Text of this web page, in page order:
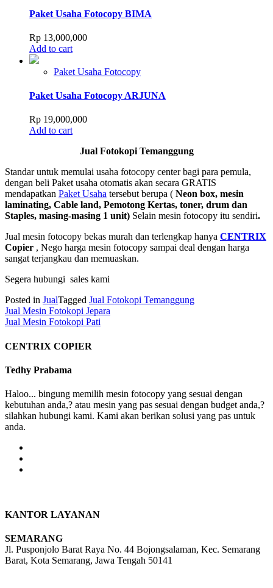
Paket Usaha Fotocopy BIMA
Rp 13,000,000
Add to cart
Paket Usaha Fotocopy
Paket Usaha Fotocopy ARJUNA
Rp 19,000,000
Add to cart
Jual Fotokopi Temanggung
Standar untuk memulai usaha fotocopy center bagi para pemula,
dengan beli Paket usaha otomatis akan secara GRATIS
mendapatkan Paket Usaha tersebut berupa ( Neon box, mesin
laminating, Cable land, Pemotong Kertas, toner, drum dan
Staples, masing-masing 1 unit) Selain mesin fotocopy itu sendiri.
Jual mesin fotocopy bekas murah dan terlengkap hanya CENTRIX
Copier , Nego harga mesin fotocopy sampai deal dengan harga
sangat terjangkau dan memuaskan.
Segera hubungi sales kami
Posted in JualTagged Jual Fotokopi Temanggung
Post
navigation
Jual Mesin Fotokopi Jepara
Jual Mesin Fotokopi Pati
CENTRIX COPIER
Tedhy Prabama
Haloo... bingung memilih mesin fotocopy yang sesuai dengan
kebutuhan anda,? atau mesin yang pas sesuai dengan budget anda,?
silahkan hubungi kami. Kami akan berikan solusi yang pas untuk
anda.
KANTOR LAYANAN
SEMARANG
Jl. Pusponjolo Barat Raya No. 44 Bojongsalaman, Kec. Semarang
Barat, Kota Semarang, Jawa Tengah 50141